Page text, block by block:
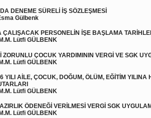
DENEME SÜRELİ İŞ SÖZLEŞMESİ
Gülbenk
ÇALIŞACAK PERSONELİN İŞE BAŞLAMA
Lütfi GÜLBENK
ÇOCUK YARDIMININ VERGİ VE SGK
Lütfi GÜLBENK
YILI AİLE, ÇOCUK, DOĞUM, ÖLÜM, EĞİTİM YILINA
Lütfi GÜLBENK
ÖDENEĞİ VERİLMESİ VERGİ SGK
Lütfi GÜLBENK